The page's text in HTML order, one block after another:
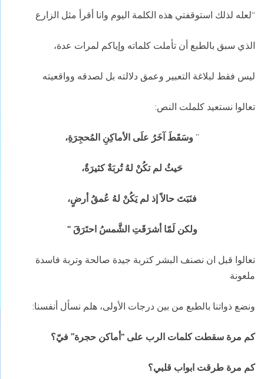
“لعله لذلك استوقفتي هذه الكلمة اليوم وانا أقرأ مثل الزارع
الذي سبق بالطبع أن تأملت كلماته وإياكم لمرات عدة،
ليس فقط لبلاغة التعبير وعمق دلالته بل لصدقه وواقعيته
تعالوا نستعيد كلملت النص:
” وسَقَطَ آخَرُ علَى الأماكِنِ المُحجِرَةِ،
حَيثُ لم تكُنْ لهُ تُربَةٌ كثيرَةٌ،
فنَبَتَ حالاً إذ لم يَكُنْ لهُ عُمقُ أرضٍ،
ولكن لَمّا أشرَقَتِ الشَّمسُ احتَرَقَ “
تعالوا قبل ان نصنف البشر كتربة جيدة صالحة وتربة فاسدة
ملعونة
ونضع ذواتنا بالطبع من بين درجات الأولى، هلم نسأل أنفسنا:
كم مرة سقطت كلمات الرب على “أماكن حجرة” فيّ؟
كم مرة طرقت ابواب قلبي؟